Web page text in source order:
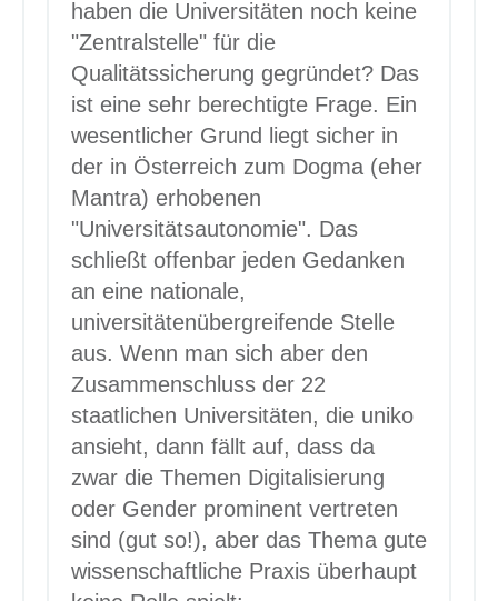
haben die Universitäten noch keine
"Zentralstelle" für die
Qualitätssicherung gegründet? Das
ist eine sehr berechtigte Frage. Ein
wesentlicher Grund liegt sicher in
der in Österreich zum Dogma (eher
Mantra) erhobenen
"Universitätsautonomie". Das
schließt offenbar jeden Gedanken
an eine nationale,
universitätenübergreifende Stelle
aus. Wenn man sich aber den
Zusammenschluss der 22
staatlichen Universitäten, die uniko
ansieht, dann fällt auf, dass da
zwar die Themen Digitalisierung
oder Gender prominent vertreten
sind (gut so!), aber das Thema gute
wissenschaftliche Praxis überhaupt